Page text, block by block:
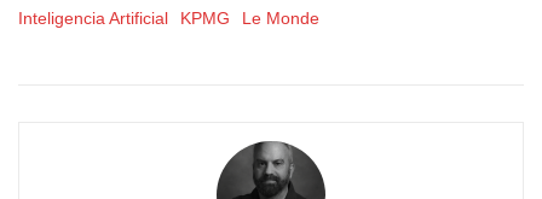
Inteligencia Artificial
KPMG Le Monde